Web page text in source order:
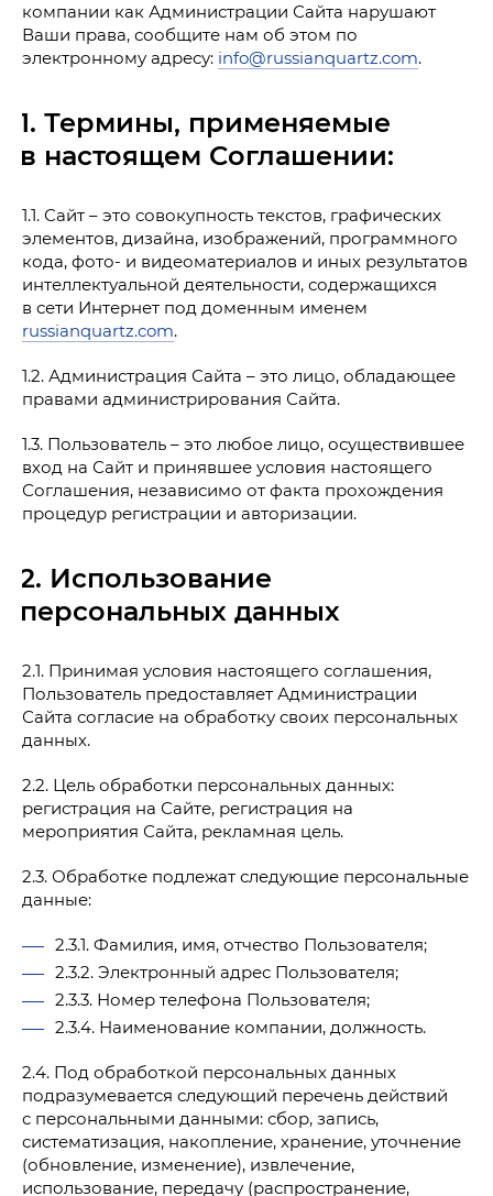
Сферы применения продукции РК
Упакованная продукция и доставка
компании как Администрации Сайта нарушают
Ваши права, сообщите нам об этом по
электронному адресу: info@russianquartz.com.
1. Термины, применяемые
в настоящем Соглашении:
1.1. Сайт – это совокупность текстов, графических
элементов, дизайна, изображений, программного
кода, фото- и видеоматериалов и иных результатов
интеллектуальной деятельности, содержащихся
в сети Интернет под доменным именем
russianquartz.com.
1.2. Администрация Сайта – это лицо, обладающее
правами администрирования Сайта.
1.3. Пользователь – это любое лицо, осуществившее
вход на Сайт и принявшее условия настоящего
Соглашения, независимо от факта прохождения
процедур регистрации и авторизации.
2. Использование
персональных данных
2.1. Принимая условия настоящего соглашения,
Пользователь предоставляет Администрации
Сайта согласие на обработку своих персональных
данных.
2.2. Цель обработки персональных данных:
регистрация на Сайте, регистрация на
мероприятия Сайта, рекламная цель.
2.3. Обработке подлежат следующие персональные
данные:
2.3.1. Фамилия, имя, отчество Пользователя;
2.3.2. Электронный адрес Пользователя;
2.3.3. Номер телефона Пользователя;
2.3.4. Наименование компании, должность.
2.4. Под обработкой персональных данных
подразумевается следующий перечень действий
с персональными данными: сбор, запись,
систематизация, накопление, хранение, уточнение
(обновление, изменение), извлечение,
использование, передачу (распространение,